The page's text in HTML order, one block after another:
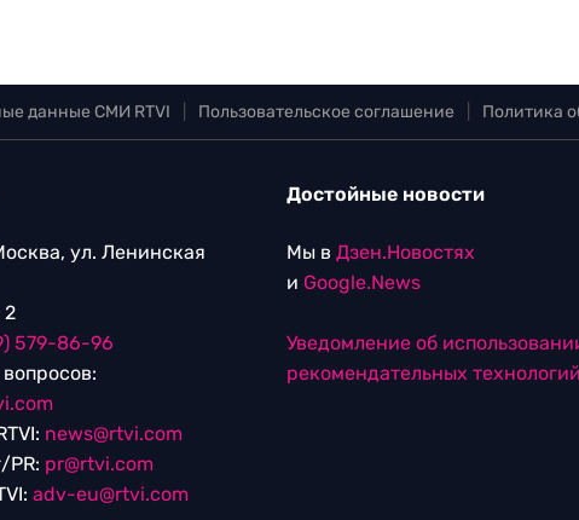
данные СМИ RTVI Пользовательское соглашение Политика
ул. Ленинская
2
579-86-96
news@rtvi.com
PR: pr@rtvi.com
adv-eu@rtvi.com
Достойные новости
Мы в Дзен.Новостях
и Google.News
Уведомление об
рекомендательных технологий